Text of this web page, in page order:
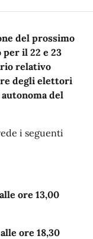
del prossimo
per il 22 e 23
relativo
degli elettori
del
i seguenti
ore 13,00
ore 18,30